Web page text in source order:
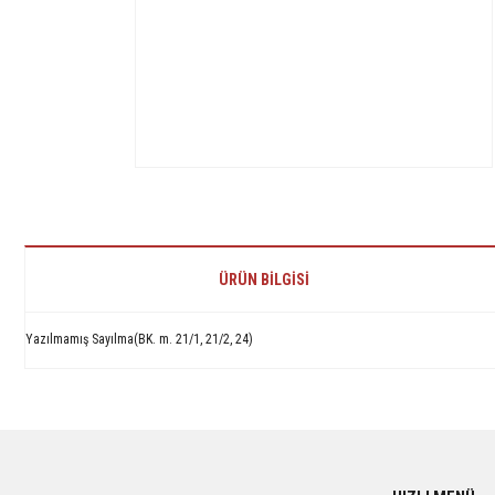
ÜRÜN BILGISI
Yazılmamış Sayılma(BK. m. 21/1, 21/2, 24)